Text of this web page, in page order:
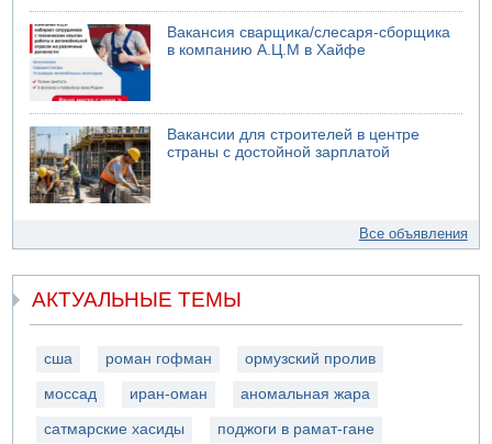
Вакансия сварщика/слесаря-сборщика
в компанию А.Ц.М в Хайфе
Вакансии для строителей в центре
страны с достойной зарплатой
Все объявления
АКТУАЛЬНЫЕ ТЕМЫ
сша роман гофман ормузский пролив
моссад иран-оман аномальная жара
сатмарские хасиды поджоги в рамат-гане